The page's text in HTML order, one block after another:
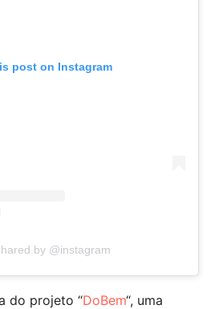
post on Instagram
by @instagram
do projeto “DoBem“, uma